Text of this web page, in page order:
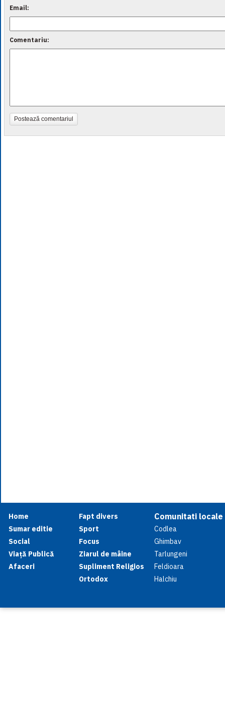
Email:
Comentariu:
Postează comentariul
Home
Sumar editie
Social
Viață Publică
Afaceri
Fapt divers
Sport
Focus
Ziarul de mâine
Supliment Religios
Ortodox
Comunitati locale
Codlea
Ghimbav
Tarlungeni
Feldioara
Halchiu